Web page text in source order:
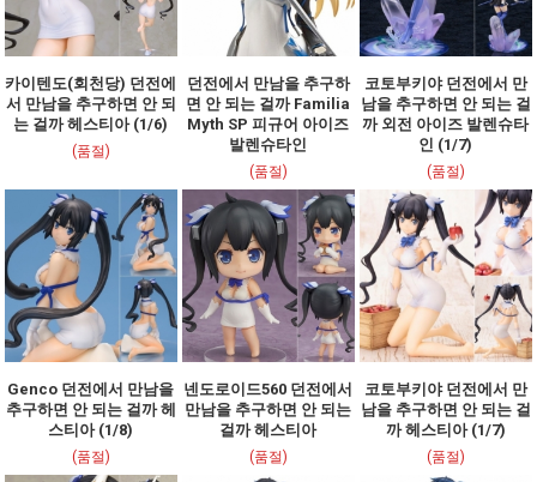
카이텐도(회천당) 던전에
서 만남을 추구하면 안 되
는 걸까 헤스티아 (1/6)
(품절)
던전에서 만남을 추구하
면 안 되는 걸까 Familia
Myth SP 피규어 아이즈
발렌슈타인
(품절)
코토부키야 던전에서 만
남을 추구하면 안 되는 걸
까 외전 아이즈 발렌슈타
인 (1/7)
(품절)
Genco 던전에서 만남을
추구하면 안 되는 걸까 헤
스티아 (1/8)
(품절)
넨도로이드560 던전에서
만남을 추구하면 안 되는
걸까 헤스티아
(품절)
코토부키야 던전에서 만
남을 추구하면 안 되는 걸
까 헤스티아 (1/7)
(품절)